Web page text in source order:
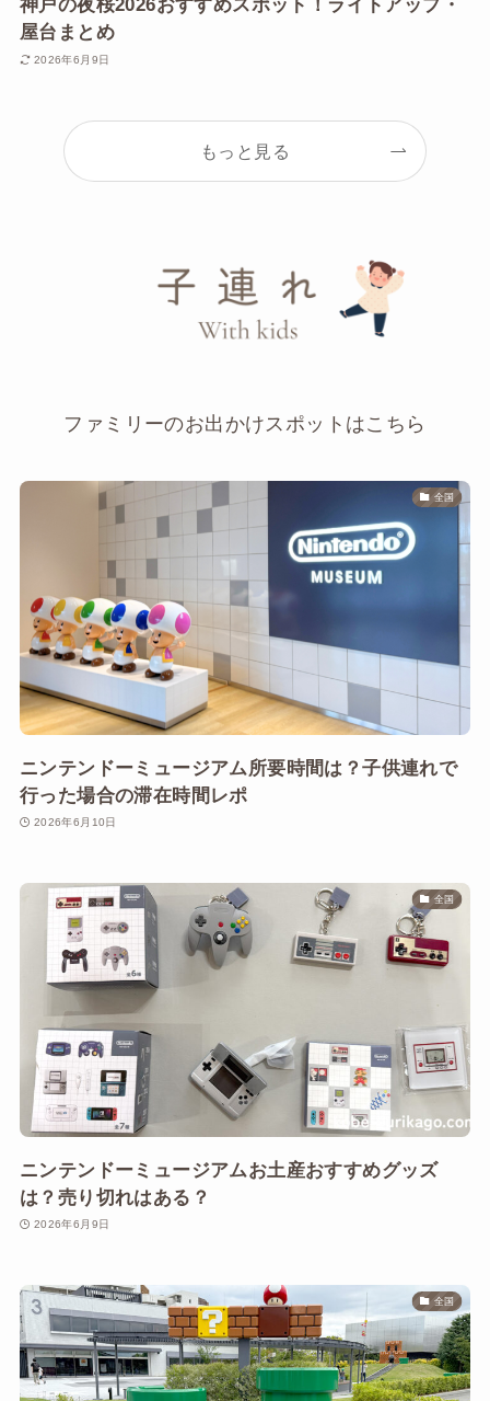
神戸の夜桜2026おすすめスポット！ライトアップ・
屋台まとめ
2026年6月9日
もっと見る
ファミリーのお出かけスポットはこちら
全国
ニンテンドーミュージアム所要時間は？子供連れで
行った場合の滞在時間レポ
2026年6月10日
全国
ニンテンドーミュージアムお土産おすすめグッズ
は？売り切れはある？
2026年6月9日
全国